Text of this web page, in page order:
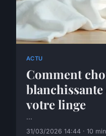
ACTU
Comment
votre linge
...
31/03/2026 14:44 · 10 min